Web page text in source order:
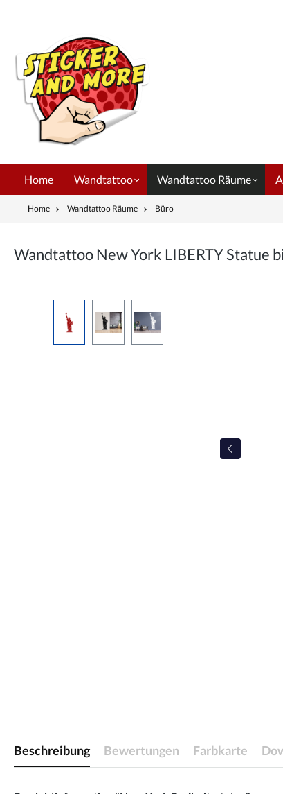
Home Wandtattoo Wandtattoo Räume
Home Wandtattoo Räume Büro
Wandtattoo New York LIBERTY Statue
Beschreibung Bewertungen Farbkarte